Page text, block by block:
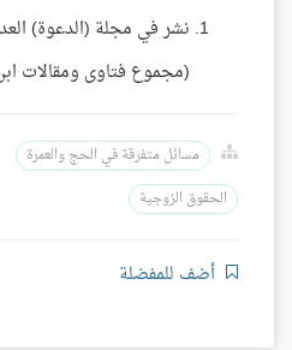
(مجموع فتاوى ومقالات ابن باز
مسائل متفرقة في الحج والعمرة
الحقوق الزوجية
أضف للمفضلة